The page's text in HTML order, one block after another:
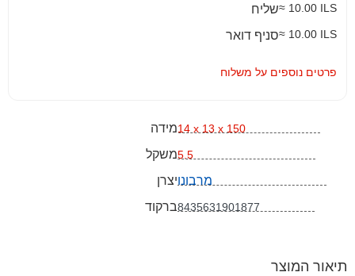
שליח≈ 10.00 ILS
סניף דואר≈ 10.00 ILS
פרטים נוספים על משלוח
מידה14 x 13 x 150
משקל5.5
יצרןמרבונו
ברקוד8435631901877
תיאור המוצר